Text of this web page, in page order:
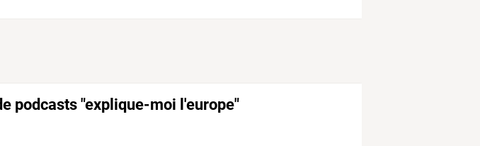
podcasts "explique-moi l'europe"